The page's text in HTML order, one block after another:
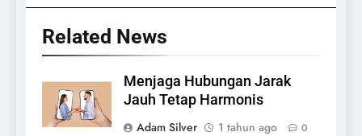
Related News
Menjaga Hubungan Jarak
Jauh Tetap Harmonis
Adam Silver
1 tahun ago 0